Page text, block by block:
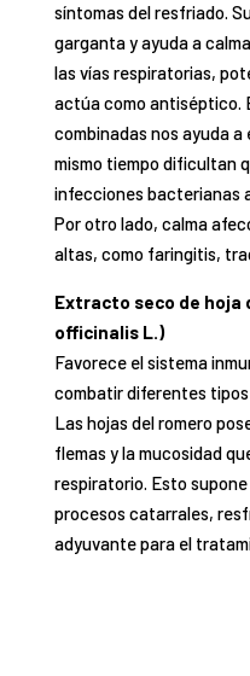
síntomas del resfriado.
garganta y ayuda a
las vías respiratorias,
actúa como antiséptico.
combinadas nos ayuda a
mismo tiempo dificultan
infecciones bacterianas
Por otro lado, calma
altas, como faringitis,
Extracto seco de hoja
officinalis L.)
Favorece el sistema
combatir diferentes
Las hojas del romero
flemas y la mucosidad
respiratorio. Esto
procesos catarrales,
adyuvante para el